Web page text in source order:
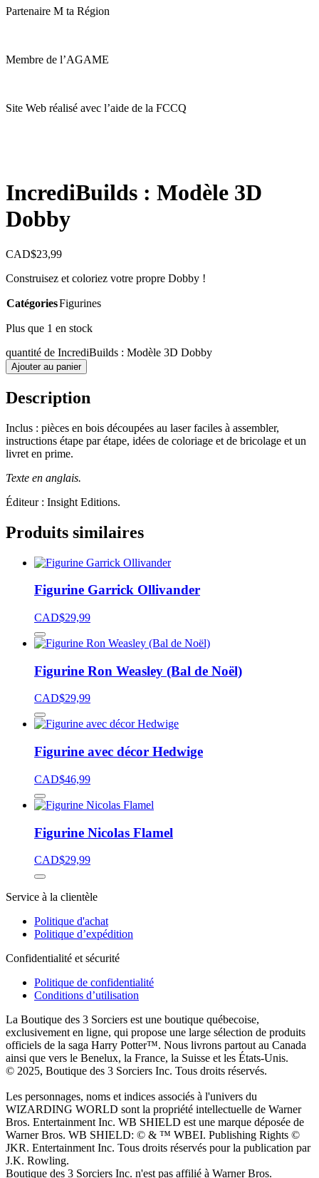
Partenaire M ta Région
Membre de l’AGAME
Site Web réalisé avec l’aide de la FCCQ
IncrediBuilds : Modèle 3D
Dobby
CAD$23,99
Construisez et coloriez votre propre Dobby !
CatégoriesFigurines
Plus que 1 en stock
quantité de IncrediBuilds : Modèle 3D Dobby
Ajouter au panier
Description
Inclus : pièces en bois découpées au laser faciles à assembler,
instructions étape par étape, idées de coloriage et de bricolage et un
livret en prime.
Texte en anglais.
Éditeur : Insight Editions.
Produits similaires
Figurine Garrick Ollivander
CAD$29,99
Figurine Ron Weasley (Bal de Noël)
CAD$29,99
Figurine avec décor Hedwige
CAD$46,99
Figurine Nicolas Flamel
CAD$29,99
Service à la clientèle
Politique d'achat
Politique d’expédition
Confidentialité et sécurité
Politique de confidentialité
Conditions d’utilisation
La Boutique des 3 Sorciers est une boutique québecoise,
exclusivement en ligne, qui propose une large sélection de produits
officiels de la saga Harry Potter™. Nous livrons partout au Canada
ainsi que vers le Benelux, la France, la Suisse et les États-Unis.
© 2025, Boutique des 3 Sorciers Inc. Tous droits réservés.
Les personnages, noms et indices associés à l'univers du
WIZARDING WORLD sont la propriété intellectuelle de Warner
Bros. Entertainment Inc. WB SHIELD est une marque déposée de
Warner Bros. WB SHIELD: © & ™ WBEI. Publishing Rights ©
JKR. Entertainment Inc. Tous droits réservés pour la publication par
J.K. Rowling.
Boutique des 3 Sorciers Inc. n'est pas affilié à Warner Bros.